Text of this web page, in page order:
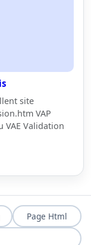
site
VAP
VAE Validation
Page Html